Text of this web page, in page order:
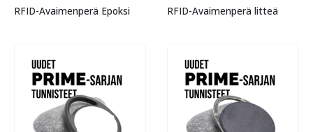
RFID-Avaimenperä Epoksi RFID-Avaimenperä litteä